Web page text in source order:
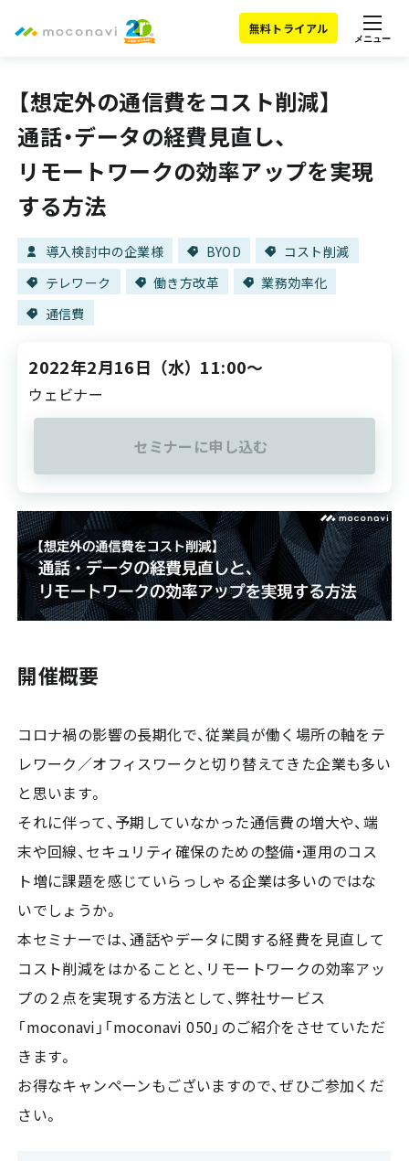
無料トライアル
メニュー
【想定外の通信費をコスト削減】
通話・データの経費見直し、
リモートワークの効率アップを実現
する方法
導入検討中の企業様 BYOD
コスト削減
テレワーク
働き方改革
業務効率化
通信費
2022年2月16日 （水） 11:00～
ウェビナー
セミナーに申し込む
開催概要
コロナ禍の影響の長期化で、従業員が働く場所の軸をテ
レワーク／オフィスワークと切り替えてきた企業も多い
と思います。
それに伴って、予期していなかった通信費の増大や、端
末や回線、セキュリティ確保のための整備・運用のコス
ト増に課題を感じていらっしゃる企業は多いのではな
いでしょうか。
本セミナーでは、通話やデータに関する経費を見直して
コスト削減をはかることと、リモートワークの効率アッ
プの２点を実現する方法として、弊社サービス
「moconavi」「moconavi 050」のご紹介をさせていただ
きます。
お得なキャンペーンもございますので、ぜひご参加くだ
さい。